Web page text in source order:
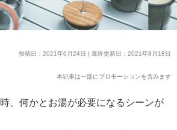
投稿日：2021年6月24日 | 最終更新日：2021年8月18日
本記事は一部にプロモーションを含みます
、何かとお湯が必要になるシーンが